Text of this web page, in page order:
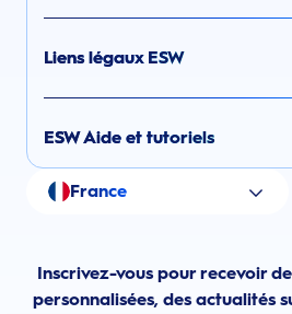
Liens légaux ESW
ESW Aide et tutoriels
France
Inscrivez-vous pour recevoir
personnalisées, des actualités